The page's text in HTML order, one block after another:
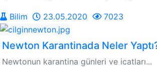
Bilim 23.05.2020 7023
Newton Karantinada Neler
Newtonun karantina günleri ve icatları...